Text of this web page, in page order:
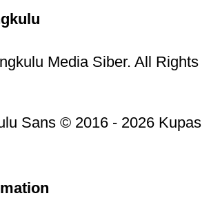
Media Siber. All Rights
Sans © 2016 - 2026 Kupas